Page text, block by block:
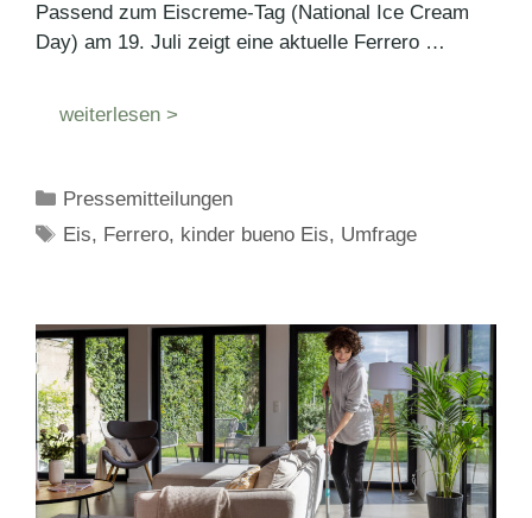
Passend zum Eiscreme-Tag (National Ice Cream
Day) am 19. Juli zeigt eine aktuelle Ferrero …
weiterlesen >
Kategorien
Pressemitteilungen
Schlagwörter
Eis, Ferrero, kinder bueno Eis, Umfrage